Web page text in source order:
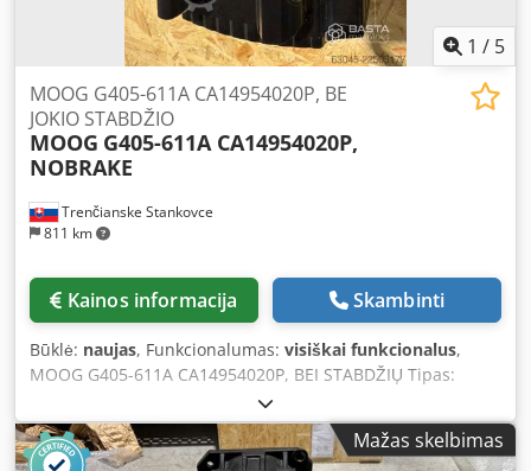
1 / 5
Trenčianske Stankovce
811 km
MOOG G405-611A CA14954020P, BE
JOKIO STABDŽIO
MOOG G405-611A CA14954020P,
NOBRAKE
Kainos informacija Skambinti
Būklė: naujas, Funkcionalumas: visiškai funkcionalus,
MOOG G405-611A CA14954020P, BEI STABDŽIŲ Tipas:
CA14954020P.NOBRAKE Dcedpezr H A Hofx Aczsk Modelis:
G405-611A Galia: 3,187 kW Nominali sūkių dažnis: 4000
aps./min. Sukimo momentas: 11,2 Nm Pagaminimo metai:
Mažas skelbimas